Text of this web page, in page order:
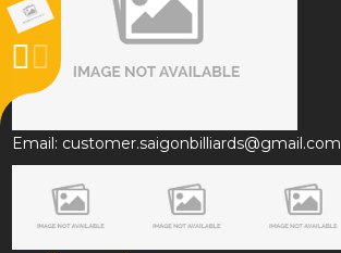
Email: customer.saigonbilliards@gmail.com